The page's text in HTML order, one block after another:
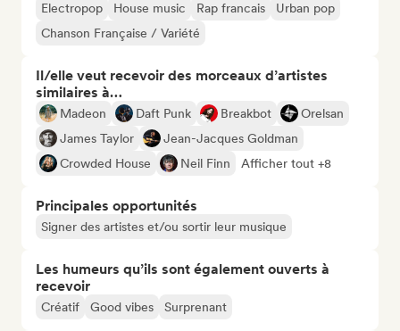
Electropop House music Rap francais
Urban pop
Chanson Française / Variété
Il/elle veut recevoir des morceaux d’artistes
similaires à…
Madeon Daft Punk Breakbot
Orelsan
James Taylor
Jean-Jacques Goldman
Crowded House
Neil Finn Afficher tout +8
Principales opportunités
Signer des artistes et/ou sortir leur musique
Les humeurs qu’ils sont également ouverts à
recevoir
Créatif Good vibes Surprenant